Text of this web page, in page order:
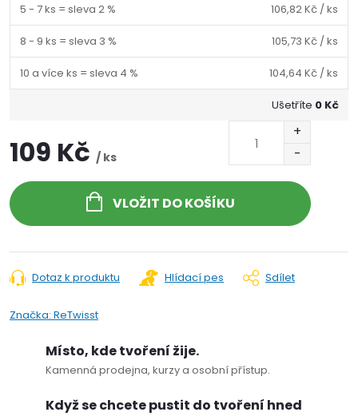
5 - 7 ks = sleva 2 % 106,82 Kč / ks
8 - 9 ks = sleva 3 % 105,73 Kč / ks
10 a více ks = sleva 4 % 104,64 Kč / ks
Ušetříte 0 Kč
109 Kč / ks
VLOŽIT DO KOŠÍKU
Dotaz k produktu Hlídací pes Sdílet
Značka: ReTwisst
Místo, kde tvoření žije.
Kamenná prodejna, kurzy a osobní přístup.
Když se chcete pustit do tvoření hned